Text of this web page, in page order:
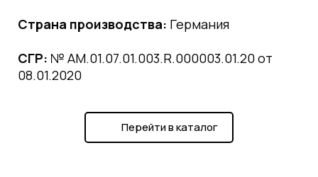
Страна производства: Германия
СГР: № АМ.01.07.01.003.R.000003.01.20 от
08.01.2020
Перейти в каталог